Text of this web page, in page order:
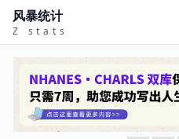
风暴统计
Z stats